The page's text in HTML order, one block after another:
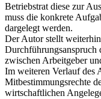
Betriebstrat diese zur
muss die konkrete
dargelegt werden.
Der Autor stellt
Durchführungsanspruch
zwischen Arbeitgeber
Im weiteren Verlauf des
Mitbestimmungsrechte
wirtschaftlichen